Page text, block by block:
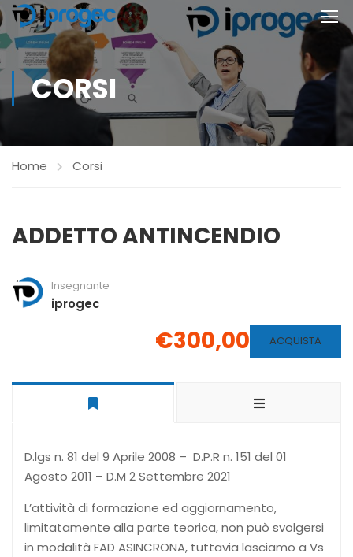
CORSI
Home Corsi
ADDETTO ANTINCENDIO
Insegnante
iprogec
€300,00 ACQUISTA
D.lgs n. 81 del 9 Aprile 2008 – D.P.R n. 151 del 01
Agosto 2011 – D.M 2 Settembre 2021
L’attività di formazione ed aggiornamento,
limitatamente alla parte teorica, non può svolgersi
in modalità FAD ASINCRONA, tuttavia lasciamo a Vs